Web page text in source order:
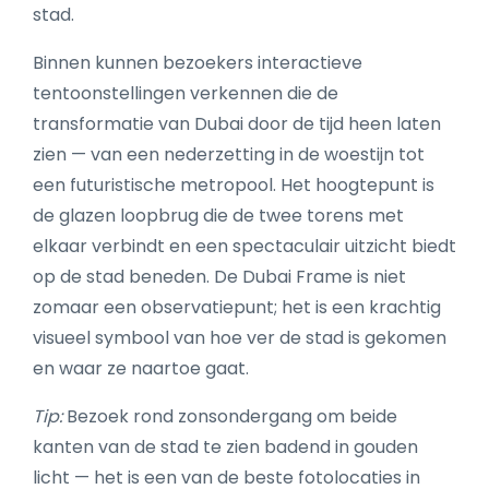
stad.
Binnen kunnen bezoekers interactieve
tentoonstellingen verkennen die de
transformatie van Dubai door de tijd heen laten
zien — van een nederzetting in de woestijn tot
een futuristische metropool. Het hoogtepunt is
de glazen loopbrug die de twee torens met
elkaar verbindt en een spectaculair uitzicht biedt
op de stad beneden. De Dubai Frame is niet
zomaar een observatiepunt; het is een krachtig
visueel symbool van hoe ver de stad is gekomen
en waar ze naartoe gaat.
Tip:Bezoek rond zonsondergang om beide
kanten van de stad te zien badend in gouden
licht — het is een van de beste fotolocaties in